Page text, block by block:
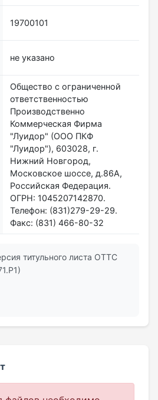
19700101
не указано
Общество с ограниченной
ответственностью
Производственно
Коммерческая Фирма
"Луидор" (ООО ПКФ
"Луидор"), 603028, г.
Нижний Новгород,
Московское шоссе, д.86А,
Российская Федерация.
ОГРН: 1045207142870.
Телефон: (831)279-29-29.
Факс: (831) 466-80-32
титульного листа ОТТС